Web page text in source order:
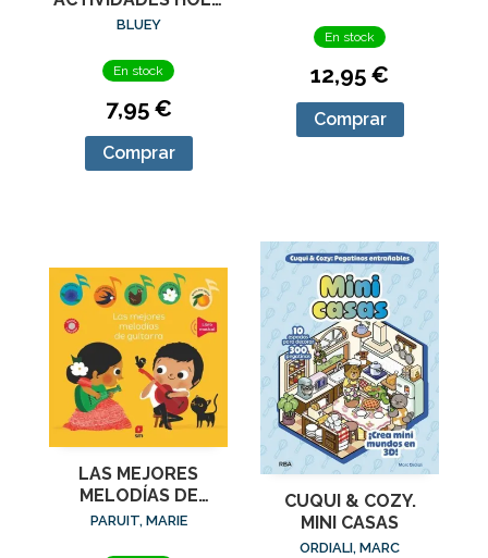
BLUEY LIBRO DE
BLUEY
En stock
7,95 €
Comprar
En stock
12,95 €
Comprar
LAS MEJORES
MELODÍAS DE
GUITARRA
PARUIT, MARIE
CUQUI & COZY.
MINI CASAS
ORDIALI, MARC